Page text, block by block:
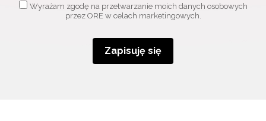
Wyrażam zgodę na przetwarzanie moich danych osobowych
przez ORE w celach marketingowych.
Zapisuję się
Wyrażam zgodę na przetwarzanie moich danych